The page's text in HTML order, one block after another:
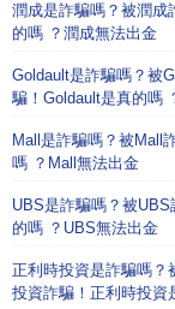
潤成是詐騙嗎？被潤成
的嗎 ？潤成無法出金
Goldault是詐騙嗎？被
騙！Goldault是真的嗎
Mall是詐騙嗎？被Mall
嗎 ？Mall無法出金
UBS是詐騙嗎？被
的嗎 ？UBS無法出金
正利時投資是詐騙嗎？
投資詐騙！正利時投資